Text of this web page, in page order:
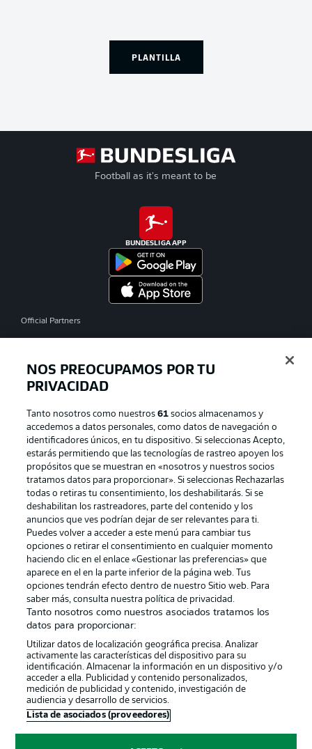
PLANTILLA
Football as it's meant to be
BUNDESLIGA APP
Official Partners
Publicidad Aviso legal
Gestionar las preferencias Declaracion de privacidad
Canales Trabajos
Jugadores Condiciones de uso
Sello Editorial Contacto
© 2026 Bundesliga-Gruppe GmbH
Elegir idioma
NOS PREOCUPAMOS POR TU
PRIVACIDAD
Tanto nosotros como nuestros61 socios almacenamos y
accedemos a datos personales, como datos de navegación o
identificadores únicos, en tu dispositivo. Si seleccionas Acepto,
estarás permitiendo que las tecnologías de rastreo apoyen los
propósitos que se muestran en «nosotros y nuestros socios
tratamos datos para proporcionar». Si seleccionas Rechazarlas
todas o retiras tu consentimiento, los deshabilitarás. Si se
deshabilitan los rastreadores, parte del contenido y los
anuncios que ves podrían dejar de ser relevantes para ti.
Puedes volver a acceder a este menú para cambiar tus
opciones o retirar el consentimiento en cualquier momento
haciendo clic en el enlace «Gestionar las preferencias» que
aparece en el en la parte inferior de la página web. Tus
opciones tendrán efecto dentro de nuestro Sitio web. Para
saber más, consulta nuestra política de privacidad.
Tanto nosotros como nuestros asociados tratamos los
datos para proporcionar:
Utilizar datos de localización geográfica precisa. Analizar
activamente las características del dispositivo para su
identificación. Almacenar la información en un dispositivo y/o
acceder a ella. Publicidad y contenido personalizados,
medición de publicidad y contenido, investigación de
audiencia y desarrollo de servicios.
Lista de asociados (proveedores)